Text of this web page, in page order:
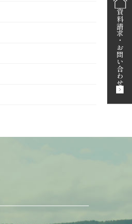
資料請求
・
お問い合わせ